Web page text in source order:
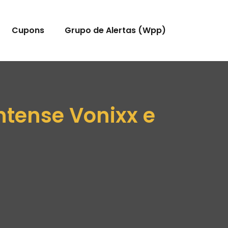
Cupons Grupo de Alertas (Wpp)
Vonixx e